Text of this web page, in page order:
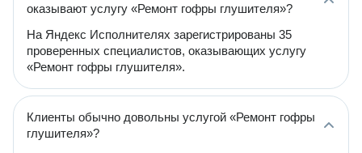
оказывают услугу «Ремонт гофры глушителя»?
На Яндекс Исполнителях зарегистрированы 35
проверенных специалистов, оказывающих услугу
«Ремонт гофры глушителя».
Клиенты обычно довольны услугой «Ремонт гофры
глушителя»?